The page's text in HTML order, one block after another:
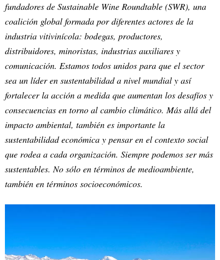
fundadores de Sustainable Wine Roundtable (SWR), una
coalición global formada por diferentes actores de la
industria vitivinícola: bodegas, productores,
distribuidores, minoristas, industrias auxiliares y
comunicación. Estamos todos unidos para que el sector
sea un líder en sustentabilidad a nivel mundial y así
fortalecer la acción a medida que aumentan los desafíos y
consecuencias en torno al cambio climático. Más allá del
impacto ambiental, también es importante la
sustentabilidad económica y pensar en el contexto social
que rodea a cada organización. Siempre podemos ser más
sustentables. No sólo en términos de medioambiente,
también en términos socioeconómicos.